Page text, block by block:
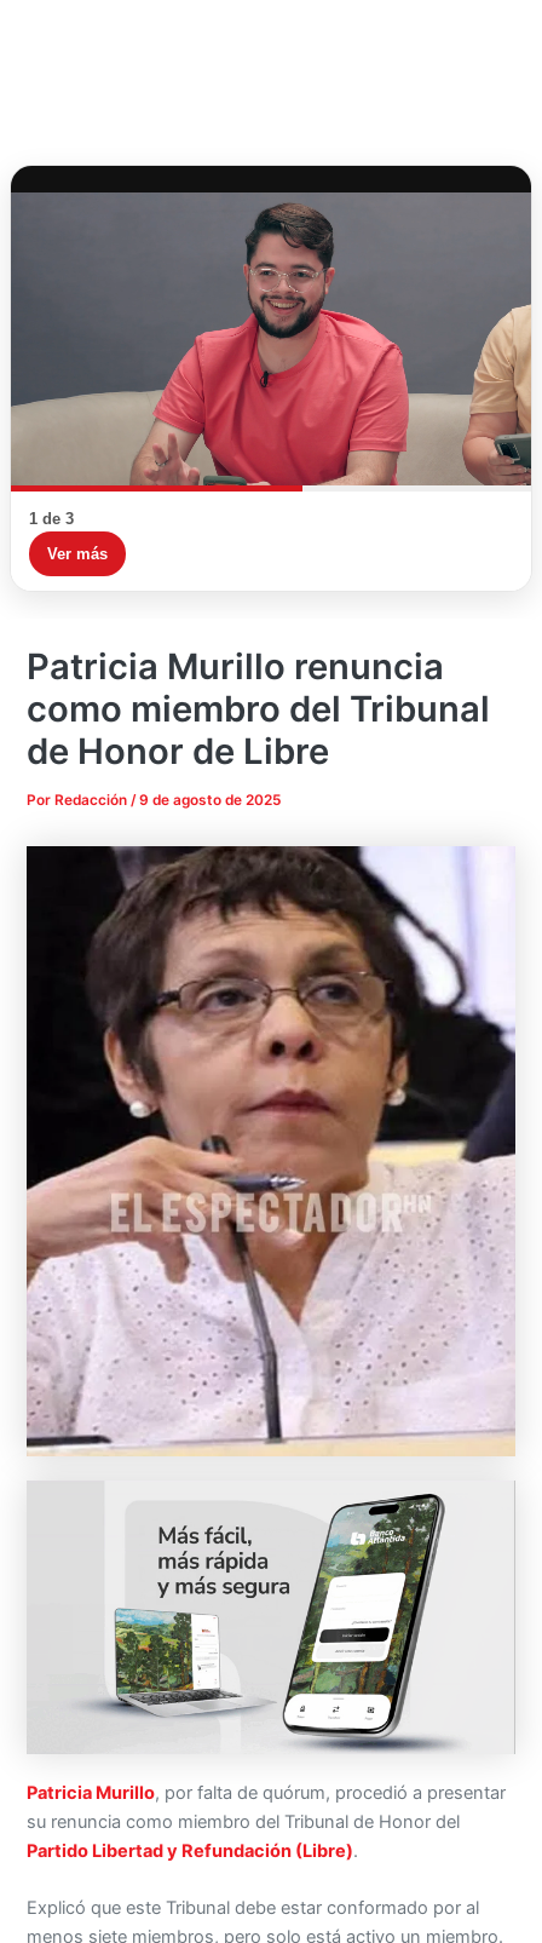
1 de 3
Ver más
Patricia Murillo renuncia
como miembro del Tribunal
de Honor de Libre
Por Redacción/9 de agosto de 2025
Patricia Murillo, por falta de quórum, procedió a presentar
su renuncia como miembro del Tribunal de Honor del
Partido Libertad y Refundación (Libre).
Explicó que este Tribunal debe estar conformado por al
menos siete miembros, pero solo está activo un miembro.